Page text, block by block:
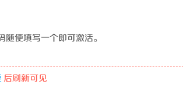
便填写一个即可激活。
后刷新可见